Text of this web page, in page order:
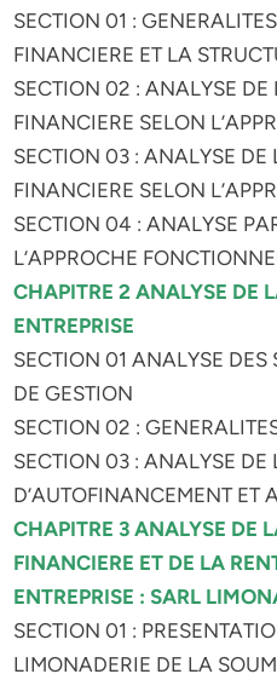
SECTION 01 :
FINANCIERE ET LA
SECTION 02 : ANALYSE DE
FINANCIERE SELON
SECTION 03 : ANALYSE DE
FINANCIERE SELON
SECTION 04 : ANALYSE
L’APPROCHE
CHAPITRE 2 ANALYSE DE
ENTREPRISE
SECTION 01 ANALYSE DES
DE GESTION
SECTION 02 :
SECTION 03 : ANALYSE DE
D’AUTOFINANCEMENT ET
CHAPITRE 3 ANALYSE DE
FINANCIERE ET DE LA
ENTREPRISE : SARL
SECTION 01 :
LIMONADERIE DE LA